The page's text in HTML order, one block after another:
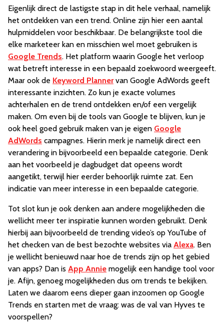
Eigenlijk direct de lastigste stap in dit hele verhaal, namelijk
het ontdekken van een trend. Online zijn hier een aantal
hulpmiddelen voor beschikbaar. De belangrijkste tool die
elke marketeer kan en misschien wel moet gebruiken is
Google Trends. Het platform waarin Google het verloop
wat betreft interesse in een bepaald zoekwoord weergeeft.
Maar ook de Keyword Plannervan Google AdWords geeft
interessante inzichten. Zo kun je exacte volumes
achterhalen en de trend ontdekken en/of een vergelijk
maken. Om even bij de tools van Google te blijven, kun je
ook heel goed gebruik maken van je eigen Google
AdWords campagnes. Hierin merk je namelijk direct een
verandering in bijvoorbeeld een bepaalde categorie. Denk
aan het voorbeeld je dagbudget dat opeens wordt
aangetikt, terwijl hier eerder behoorlijk ruimte zat. Een
indicatie van meer interesse in een bepaalde categorie.
Tot slot kun je ook denken aan andere mogelijkheden die
wellicht meer ter inspiratie kunnen worden gebruikt. Denk
hierbij aan bijvoorbeeld de trending video’s op YouTube of
het checken van de best bezochte websites via Alexa. Ben
je wellicht benieuwd naar hoe de trends zijn op het gebied
van apps? Dan is App Annie mogelijk een handige tool voor
je. Afijn, genoeg mogelijkheden dus om trends te bekijken.
Laten we daarom eens dieper gaan inzoomen op Google
Trends en starten met de vraag: was de val van Hyves te
voorspellen?